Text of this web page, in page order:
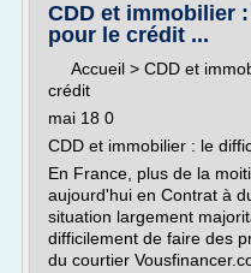
CDD et immobilier
pour le crédit ...
Accueil > CDD et
crédit
mai 18 0
CDD et immobilier : le
En France, plus de la
aujourd'hui en Contrat à
situation largement
difficilement de faire des
du courtier